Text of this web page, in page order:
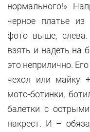
нормального!»
черное платье из
фото выше,
взять и надеть на
это неприлично.
чехол или майку
мото-ботинки,
балетки с
накрест. И –